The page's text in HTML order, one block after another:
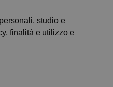
studio e
finalità e utilizzo e
a rendere fruibile il
di base quali la